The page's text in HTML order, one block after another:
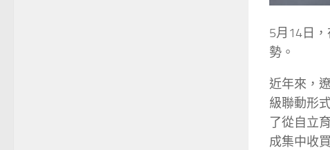
5月14日
勢。
近年來，
級聯動形
了從自立
成集中收